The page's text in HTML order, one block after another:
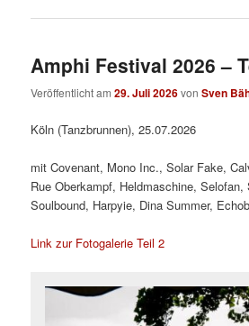
Amphi Festival 2026 –
Veröffentlicht am29. Juli 2026vonSven
Köln (Tanzbrunnen), 25.07.2026
mit Covenant, Mono Inc., Solar Fake,
Rue Oberkampf, Heldmaschine, Selofan,
Soulbound, Harpyie, Dina Summer,
Link zur Fotogalerie Teil 2